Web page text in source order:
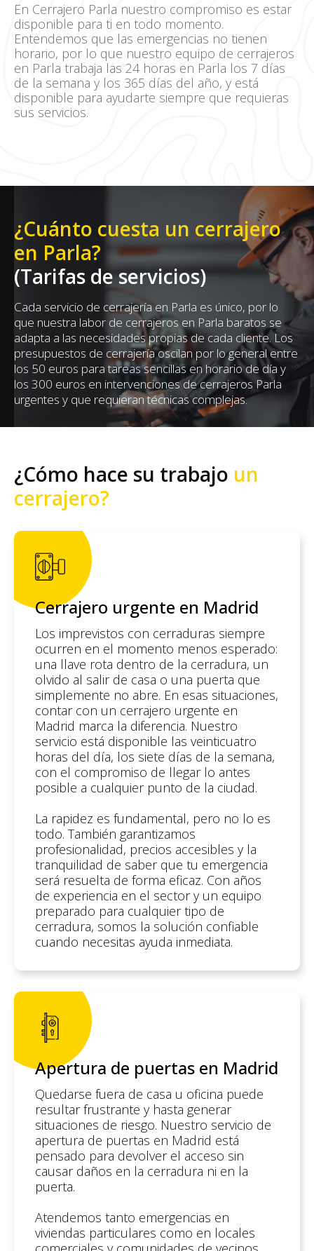
En Cerrajero Parla nuestro compromiso es estar
disponible para ti en todo momento.
Entendemos que las emergencias no tienen
horario, por lo que nuestro equipo de cerrajeros
en Parla trabaja las 24 horas en Parla los 7 días
de la semana y los 365 días del año, y está
disponible para ayudarte siempre que requieras
sus servicios.
¿Cuánto cuesta un cerrajero
en Parla?
(Tarifas de servicios)
Cada servicio de cerrajería en Parla es único, por lo
que nuestra labor de cerrajeros en Parla baratos se
adapta a las necesidades propias de cada cliente. Los
presupuestos de cerrajería oscilan por lo general entre
los 50 euros para tareas sencillas en horario de día y
los 300 euros en intervenciones de cerrajeros Parla
urgentes y que requieran técnicas complejas.
¿Cómo hace su trabajo un
cerrajero?
Cerrajero urgente en Madrid
Los imprevistos con cerraduras siempre
ocurren en el momento menos esperado:
una llave rota dentro de la cerradura, un
olvido al salir de casa o una puerta que
simplemente no abre. En esas situaciones,
contar con un cerrajero urgente en
Madrid marca la diferencia. Nuestro
servicio está disponible las veinticuatro
horas del día, los siete días de la semana,
con el compromiso de llegar lo antes
posible a cualquier punto de la ciudad.
La rapidez es fundamental, pero no lo es
todo. También garantizamos
profesionalidad, precios accesibles y la
tranquilidad de saber que tu emergencia
será resuelta de forma eficaz. Con años
de experiencia en el sector y un equipo
preparado para cualquier tipo de
cerradura, somos la solución confiable
cuando necesitas ayuda inmediata.
Apertura de puertas en Madrid
Quedarse fuera de casa u oficina puede
resultar frustrante y hasta generar
situaciones de riesgo. Nuestro servicio de
apertura de puertas en Madrid está
pensado para devolver el acceso sin
causar daños en la cerradura ni en la
puerta.
Atendemos tanto emergencias en
viviendas particulares como en locales